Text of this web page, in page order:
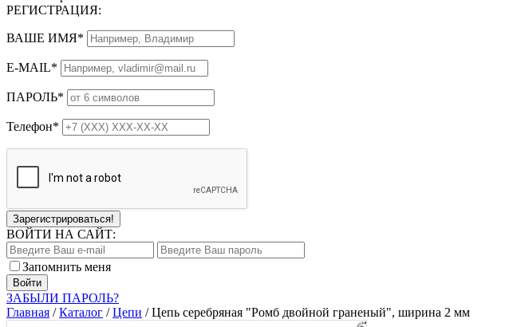
РЕГИСТРАЦИЯ:
ВАШЕ ИМЯ*
E-MAIL*
ПАРОЛЬ*
Телефон*
Зарегистрироваться!
ВОЙТИ НА САЙТ:
Запомнить меня
ЗАБЫЛИ ПАРОЛЬ?
Главная /Каталог /Цепи /Цепь серебряная "Ромб двойной граненый", ширина 2 мм